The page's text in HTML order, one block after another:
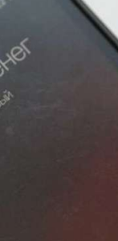
девушка
ножом
Центральном
переполох“
экспорт: